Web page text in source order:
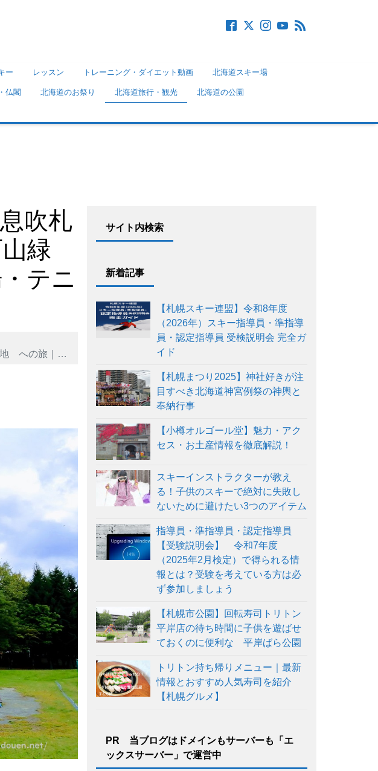
ー レッスン トレーニング・ダイエット動画 北海道スキー場
仏閣 北海道のお祭り 北海道旅行・観光 北海道の公園
吹札
緑
テニ
テニスコート編
サイト内検索
新着記事
【札幌スキー連盟】令和8年度
（2026年）スキー指導員・準指導
員・認定指導員 受検説明会 完全ガ
イド
【札幌まつり2025】神社好きが注
目すべき北海道神宮例祭の神輿と
奉納行事
【小樽オルゴール堂】魅力・アク
セス・お土産情報を徹底解説！
スキーインストラクターが教え
る！子供のスキーで絶対に失敗し
ないために避けたい3つのアイテム
指導員・準指導員・認定指導員
【受験説明会】 令和7年度
（2025年2月検定）で得られる情
報とは？受験を考えている方は必
ず参加しましょう
【札幌市公園】回転寿司トリトン
平岸店の待ち時間に子供を遊ばせ
ておくのに便利な 平岸ばら公園
トリトン持ち帰りメニュー｜最新
情報とおすすめ人気寿司を紹介
【札幌グルメ】
PR 当ブログはドメインもサーバーも「エ
ックスサーバー」で運営中